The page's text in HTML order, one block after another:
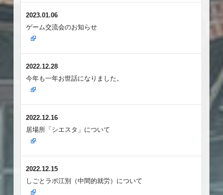
2023.01.06
ゲーム交流会のお知らせ
2022.12.28
今年も一年お世話になりました。
2022.12.16
居場所「シエスタ」について
2022.12.15
しごとラボ江別（中間的就労）について